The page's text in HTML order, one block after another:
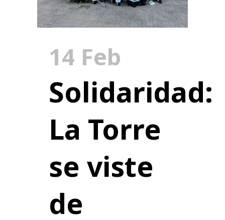
14 Feb
Solidaridad:
La Torre
se viste
de